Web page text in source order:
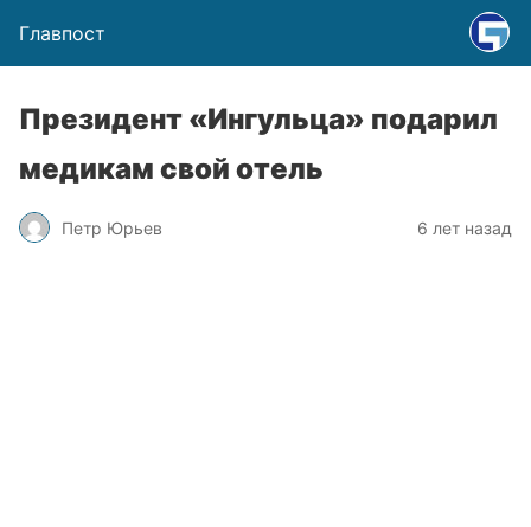
Главпост
Президент «Ингульца» подарил
медикам свой отель
Петр Юрьев 6 лет назад